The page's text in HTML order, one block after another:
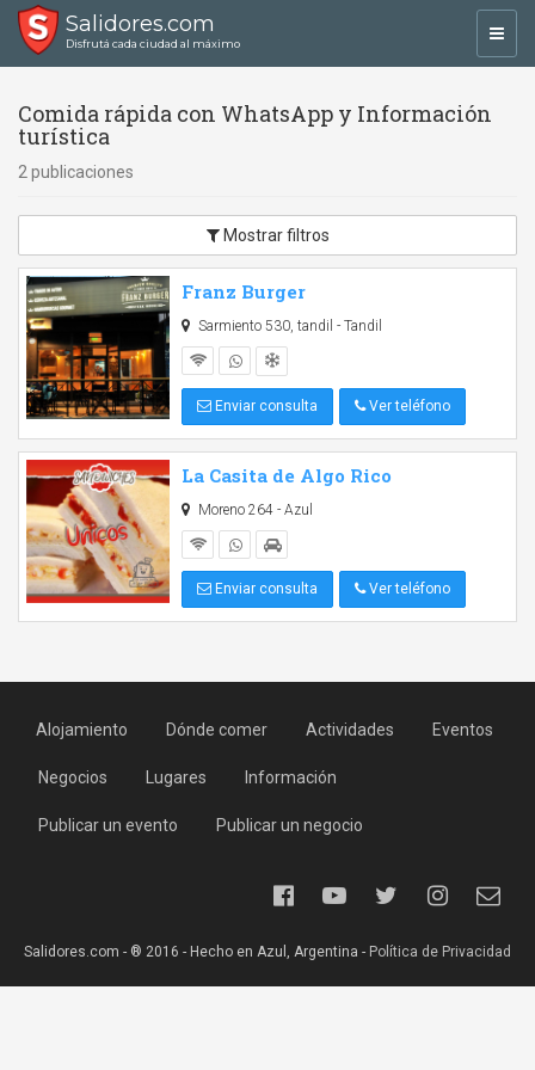
Salidores.com
Disfrutá cada ciudad al máximo
Comida rápida con WhatsApp y Información
turística
2 publicaciones
Mostrar filtros
Franz Burger
Sarmiento 530, tandil - Tandil
Enviar consulta Ver teléfono
La Casita de Algo Rico
Moreno 264 - Azul
Enviar consulta Ver teléfono
Alojamiento Dónde comer Actividades Eventos
Negocios Lugares Información
Publicar un evento Publicar un negocio
Salidores.com - ® 2016 - Hecho en Azul, Argentina - Política de Privacidad